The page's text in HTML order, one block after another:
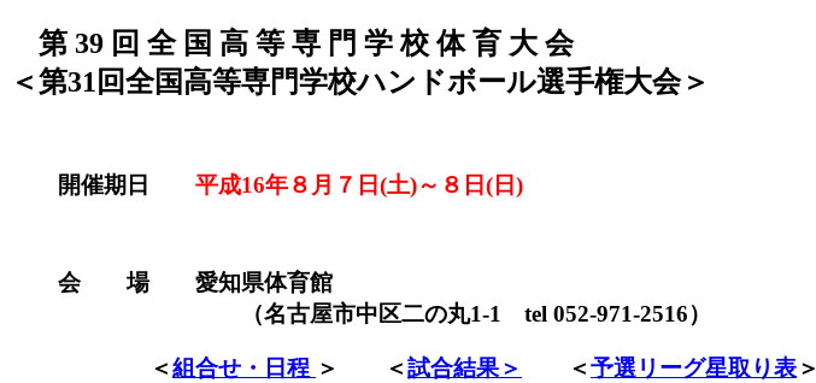
第 39 回 全 国 高 等 専 門 学 校 体 育 大 会
＜第31回全国高等専門学校ハンドボール選手権大会＞
開催期日 平成16年８月７日(土)～８日(日)
会 場 愛知県体育館
（名古屋市中区二の丸1-1 tel 052-971-2516）
＜組合せ・日程 ＞ ＜試合結果＞ ＜予選リーグ星取り表＞